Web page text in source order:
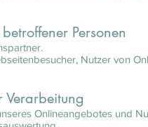
Personen
Nutzer von
Verarbeitung
Onlineangebotes und